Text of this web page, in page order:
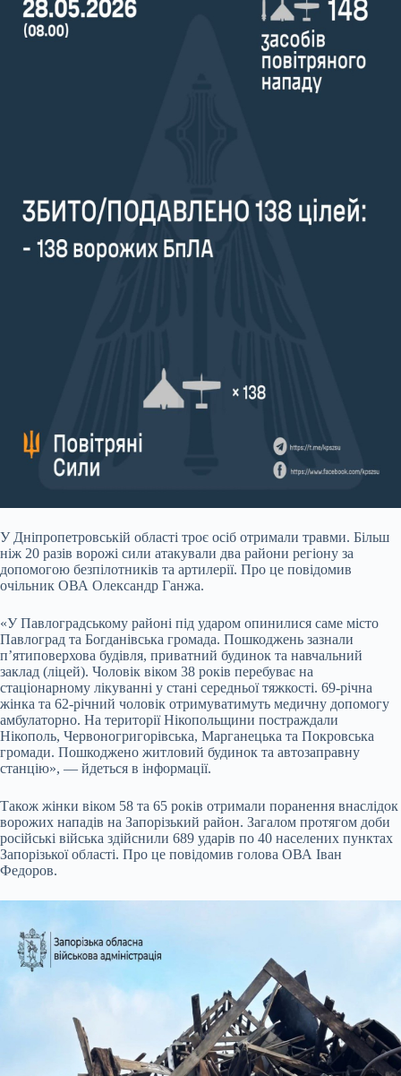
У Дніпропетровській області троє осіб отримали травми. Більш
ніж 20 разів ворожі сили атакували два райони регіону за
допомогою безпілотників та артилерії. Про це повідомив
очільник ОВА Олександр Ганжа.
«У Павлоградському районі під ударом опинилися саме місто
Павлоград та Богданівська громада. Пошкоджень зазнали
п’ятиповерхова будівля, приватний будинок та навчальний
заклад (ліцей). Чоловік віком 38 років перебуває на
стаціонарному лікуванні у стані середньої тяжкості. 69-річна
жінка та 62-річний чоловік отримуватимуть медичну допомогу
амбулаторно. На території Нікопольщини постраждали
Нікополь, Червоногригорівська, Марганецька та Покровська
громади. Пошкоджено житловий будинок та автозаправну
станцію», — йдеться в інформації.
Також жінки віком 58 та 65 років отримали поранення внаслідок
ворожих нападів на Запорізький район. Загалом протягом доби
російські війська здійснили 689 ударів по 40 населених пунктах
Запорізької області. Про це повідомив голова ОВА Іван
Федоров.